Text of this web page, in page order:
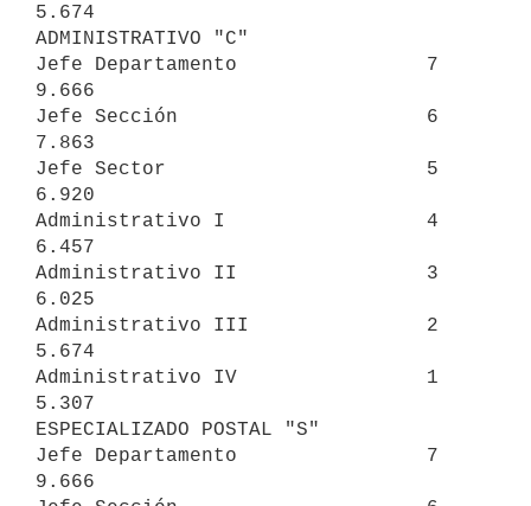
5.674
ADMINISTRATIVO "C"
Jefe Departamento                7
9.666
Jefe Sección                     6
7.863
Jefe Sector                      5
6.920
Administrativo I                 4
6.457
Administrativo II                3
6.025
Administrativo III               2
5.674
Administrativo IV                1
5.307
ESPECIALIZADO POSTAL "S"
Jefe Departamento                7
9.666